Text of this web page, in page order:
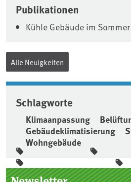
Publikationen
Kühle Gebäude im Sommer
Alle Neuigkeiten
Schlagworte
Klimaanpassung
Gebäudeklimatisierung
Wohngebäude
Seitenleiste